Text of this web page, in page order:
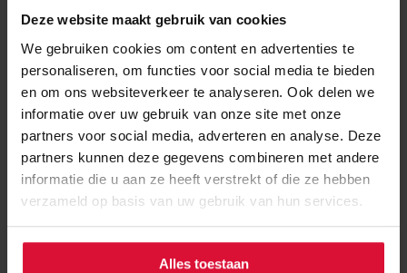
Deze website maakt gebruik van cookies
We gebruiken cookies om content en advertenties te
personaliseren, om functies voor social media te bieden
en om ons websiteverkeer te analyseren. Ook delen we
informatie over uw gebruik van onze site met onze
partners voor social media, adverteren en analyse. Deze
partners kunnen deze gegevens combineren met andere
informatie die u aan ze heeft verstrekt of die ze hebben
verzameld op basis van uw gebruik van hun services.
Alles toestaan
Op deze afbeelding zie je hoe 3D modeling kijkt of het
medicijn op de DNA fout past. Het donkergroene is
het DNA en het gele is het medicijn.